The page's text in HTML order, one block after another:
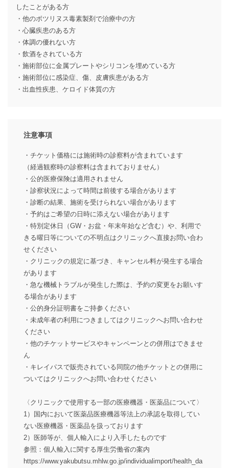
したことがある方
・他のボツリヌス毒素製剤で治療中の方
・心臓疾患のある方
・体調の優れない方
・飲酒をされている方
・施術部位に金属プレートやシリコンを埋めている方
・施術部位に感染症、傷、皮膚疾患がある方
・出血性疾患、ケロイド体質の方
注意事項
・チケット価格には施術時の診察料が含まれています
（経過観察時の診察料は含まれておりません）
・公的医療保険は適用されません
・診察状況によって時間は前後する場合があります
・診断の結果、施術を受けられない場合があります
・予約はご希望の日時に添えない場合があります
・特別定休日（GW・お盆・年末年始など含む）や、利用で
きる曜日等についての不明点はクリニックへ直接お問い合わ
せください
・クリニックの規定に基づき、キャンセル料が発生する場合
があります
・急な機械トラブルが発生した際は、予約の変更をお願いす
る場合があります
・公的身分証明書をご持参ください
・未成年者の利用につきましてはクリニックへお問い合わせ
ください
・他のチケットサービスやキャンペーンとの併用はできませ
ん
・キレイパスで販売されている同院の他チケットとの併用に
ついてはクリニックへお問い合わせください
〈クリニックで使用する一部の医療機器・医薬品について〉
1）国内において医薬品医療機器等法上の承認を取得してい
ない医療機器・医薬品を扱っております
2）医師等が、個人輸入により入手したものです
参照：個人輸入に関する厚生労働省の案内
https://www.yakubutsu.mhlw.go.jp/individualimport/health_da